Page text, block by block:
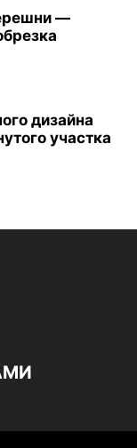
—
дизайна
участка